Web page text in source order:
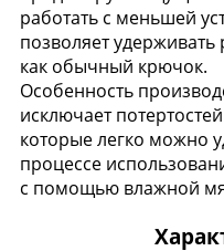
работать с меньшей
позволяет
как обычный крючок.
Особенность
исключает
которые легко можно
процессе
с помощью влажной